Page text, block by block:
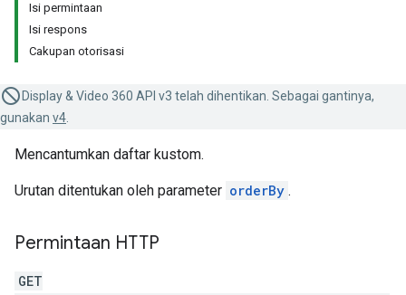
Isi permintaan
Isi respons
Cakupan otorisasi
Display & Video 360 API v3 telah dihentikan. Sebagai gantinya,
gunakan v4
Mencantumkan daftar kustom.
Urutan ditentukan oleh parameter orderBy .
Permintaan HTTP
GET